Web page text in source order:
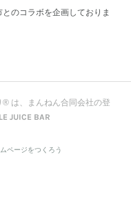
のコラボを企画しておりま
は、まんねん合同会社の登
JUICE BAR
ページをつくろう